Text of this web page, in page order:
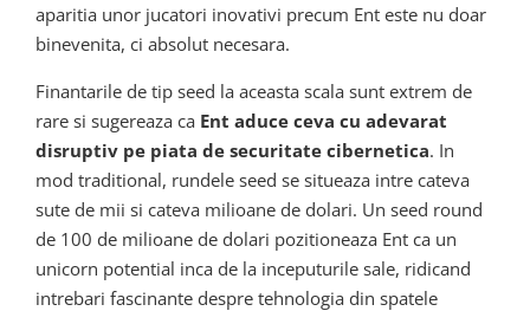
aparitia unor jucatori inovativi precum Ent este nu doar
binevenita, ci absolut necesara.
Finantarile de tip seed la aceasta scala sunt extrem de
rare si sugereaza ca Ent aduce ceva cu adevarat
disruptiv pe piata de securitate cibernetica. In
mod traditional, rundele seed se situeaza intre cateva
sute de mii si cateva milioane de dolari. Un seed round
de 100 de milioane de dolari pozitioneaza Ent ca un
unicorn potential inca de la inceputurile sale, ridicand
intrebari fascinante despre tehnologia din spatele